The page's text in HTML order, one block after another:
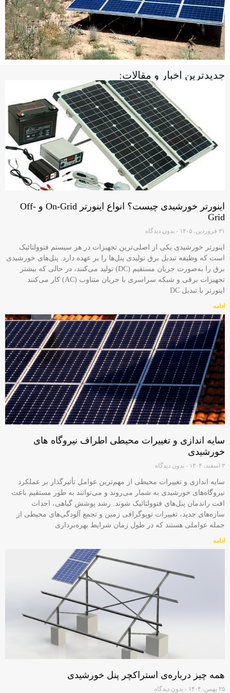
جدیدترین اخبار و مقالات:
اینورتر خورشیدی چیست؟ انواع اینورتر On-Grid و Off-
Grid
۳۱ فروردین، ۱۴۰۵ بدون دیدگاه
اینورتر خورشیدی یکی از اصلی‌ترین تجهیزات در هر سیستم فتوولتائیک
است که وظیفه تبدیل برق تولیدی پنل‌ها را بر عهده دارد. پنل‌های خورشیدی
برق را به‌صورت جریان مستقیم (DC) تولید می‌کنند، در حالی که بیشتر
تجهیزات برقی و شبکه سراسری با جریان متناوب (AC) کار می‌کنند.
اینورتر با تبدیل DC
ادامه
سایه اندازی و تغییرات محیطی اطراف نیروگاه های
خورشیدی
۳ اسفند، ۱۴۰۴ بدون دیدگاه
سایه‌ اندازی و تغییرات محیطی از مهم‌ترین عوامل تأثیرگذار بر عملکرد
نیروگاه‌های خورشیدی به شمار می‌روند و می‌توانند به طور مستقیم باعث
افت راندمان پنل‌های فتوولتائیک شوند. رشد پوشش گیاهی، احداث
سازه‌های جدید، تغییرات توپوگرافی زمین و تجمع آلودگی‌های محیطی از
جمله عواملی هستند که در طول زمان شرایط بهره‌برداری
ادامه
همه چیز درباره‌ی استراکچر پنل خورشیدی
۲۵ بهمن، ۱۴۰۴ بدون دیدگاه